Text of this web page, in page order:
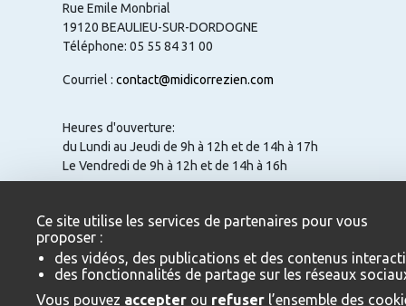
Rue Emile Monbrial
19120 BEAULIEU-SUR-DORDOGNE
Téléphone: 05 55 84 31 00
Courriel : contact@midicorrezien.com
Heures d'ouverture:
du Lundi au Jeudi de 9h à 12h et de 14h à 17h
Le Vendredi de 9h à 12h et de 14h à 16h
NOUS CONTACTER
Ce site utilise les services de partenaires pour vous
proposer :
des vidéos, des publications et des contenus
des fonctionnalités de partage sur les réseaux
Vous pouvez accepter ou refuser l’ensemble des